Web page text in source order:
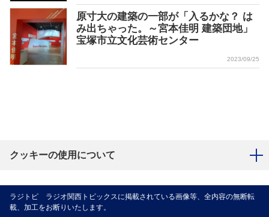
原寸大の建築の一部が「入るかな？ は
み出ちゃった。～宮本佳明 建築団地」
宝塚市立文化芸術センター
2023/09/25
クッキーの使用について
ラジトピ ラジオ関西トピックスに掲載されている画像等、全内容の無断転
載、加工をお断りいたします。